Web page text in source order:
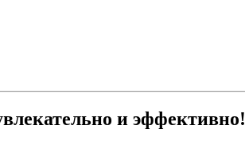
и эффективно!